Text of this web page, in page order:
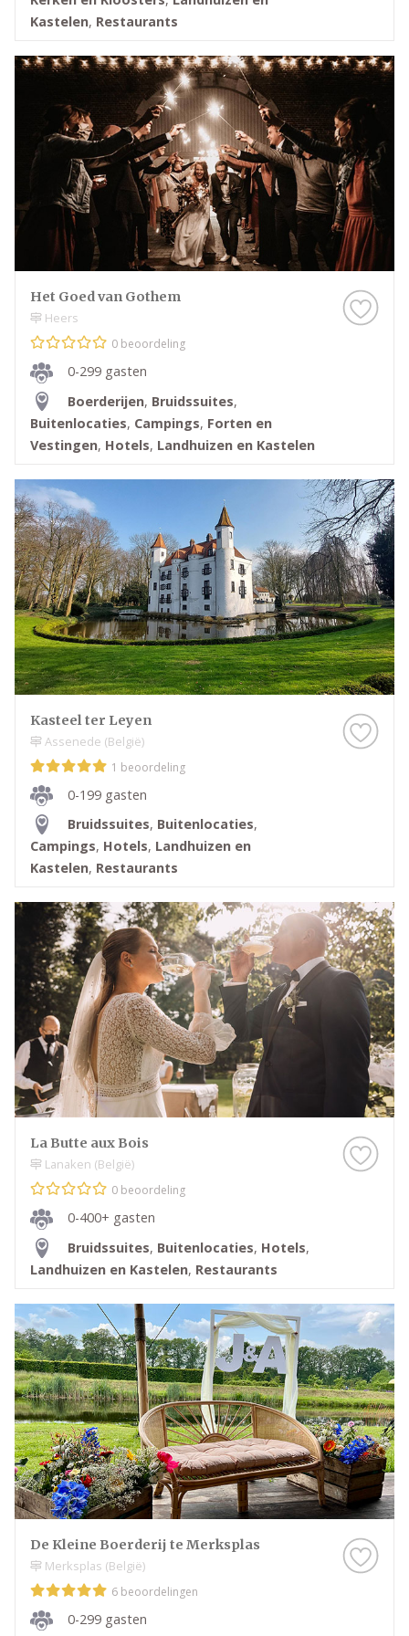
compleet maken
Je trouwlocatie moet niet alleen mooi zijn, maar ook
praktisch en afgestemd op jouw wensen. Het is de
basis voor je bruiloft en het is belangrijk dat je je er
comfortabel voelt. Bij Bruiloft.nl helpen we je het
proces makkelijker te maken door je in contact te
brengen met de juiste professionals die je
begeleiden bij het kiezen van de ideale locatie in
Kastelen, Restaurants
Het Goed van Gothem
Heers
0 beoordeling
0-299 gasten
Boerderijen, Bruidssuites,
Buitenlocaties, Campings, Forten en
Vestingen, Hotels, Landhuizen en Kastelen
Kasteel ter Leyen
Assenede (België)
1 beoordeling
0-199 gasten
Bruidssuites, Buitenlocaties,
Campings, Hotels, Landhuizen en
Kastelen, Restaurants
La Butte aux Bois
Lanaken (België)
0 beoordeling
0-400+ gasten
Bruidssuites, Buitenlocaties, Hotels,
Landhuizen en Kastelen, Restaurants
De Kleine Boerderij te Merksplas
Merksplas (België)
6 beoordelingen
0-299 gasten